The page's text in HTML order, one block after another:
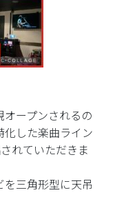
ープンされるの
した楽曲ライン
れていただきま
三角形型に天吊